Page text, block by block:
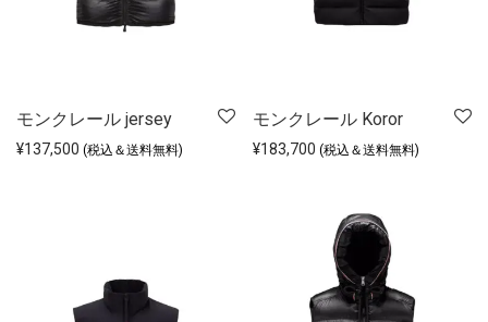
モンクレール jersey
¥137,500 (税込＆送料無料)
モンクレール Koror
¥183,700 (税込＆送料無料)